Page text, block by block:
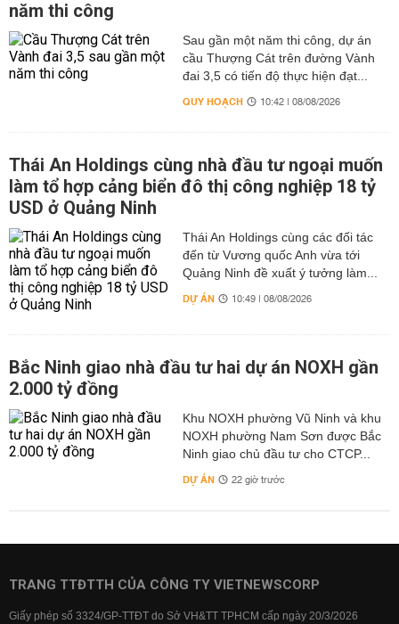
năm thi công
Sau gần một năm thi công, dự án
cầu Thượng Cát trên đường Vành
đai 3,5 có tiến độ thực hiện đạt...
QUY HOẠCH 10:42 | 08/08/2026
Thái An Holdings cùng nhà đầu tư ngoại muốn
làm tổ hợp cảng biển đô thị công nghiệp 18 tỷ
USD ở Quảng Ninh
Thái An Holdings cùng các đối tác
đến từ Vương quốc Anh vừa tới
Quảng Ninh đề xuất ý tưởng làm...
DỰ ÁN 10:49 | 08/08/2026
Bắc Ninh giao nhà đầu tư hai dự án NOXH gần
2.000 tỷ đồng
Khu NOXH phường Vũ Ninh và khu
NOXH phường Nam Sơn được Bắc
Ninh giao chủ đầu tư cho CTCP...
DỰ ÁN 22 giờ trước
TRANG TTĐTTH CỦA CÔNG TY VIETNEWSCORP
Giấy phép số 3324/GP-TTĐT do Sở VH&TT TPHCM cấp ngày 20/3/2026